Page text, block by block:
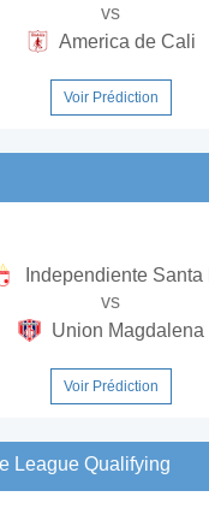
vs
America de Cali
Voir Prédiction
Independiente Santa
vs
Union Magdalena
Voir Prédiction
League Qualifying